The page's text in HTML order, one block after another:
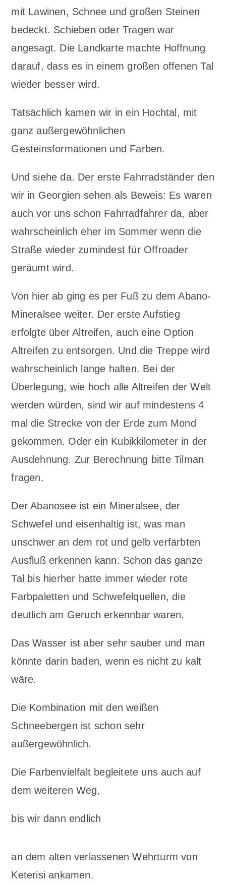
mit Lawinen, Schnee und großen Steinen
bedeckt. Schieben oder Tragen war
angesagt. Die Landkarte machte Hoffnung
darauf, dass es in einem großen offenen Tal
wieder besser wird.
Tatsächlich kamen wir in ein Hochtal, mit
ganz außergewöhnlichen
Gesteinsformationen und Farben.
Und siehe da. Der erste Fahrradständer den
wir in Georgien sehen als Beweis: Es waren
auch vor uns schon Fahrradfahrer da, aber
wahrscheinlich eher im Sommer wenn die
Straße wieder zumindest für Offroader
geräumt wird.
Von hier ab ging es per Fuß zu dem Abano-
Mineralsee weiter. Der erste Aufstieg
erfolgte über Altreifen, auch eine Option
Altreifen zu entsorgen. Und die Treppe wird
wahrscheinlich lange halten. Bei der
Überlegung, wie hoch alle Altreifen der Welt
werden würden, sind wir auf mindestens 4
mal die Strecke von der Erde zum Mond
gekommen. Oder ein Kubikkilometer in der
Ausdehnung. Zur Berechnung bitte Tilman
fragen.
Der Abanosee ist ein Mineralsee, der
Schwefel und eisenhaltig ist, was man
unschwer an dem rot und gelb verfärbten
Ausfluß erkennen kann. Schon das ganze
Tal bis hierher hatte immer wieder rote
Farbpaletten und Schwefelquellen, die
deutlich am Geruch erkennbar waren.
Das Wasser ist aber sehr sauber und man
könnte darin baden, wenn es nicht zu kalt
wäre.
Die Kombination mit den weißen
Schneebergen ist schon sehr
außergewöhnlich.
Die Farbenvielfalt begleitete uns auch auf
dem weiteren Weg,
bis wir dann endlich
an dem alten verlassenen Wehrturm von
Keterisi ankamen.